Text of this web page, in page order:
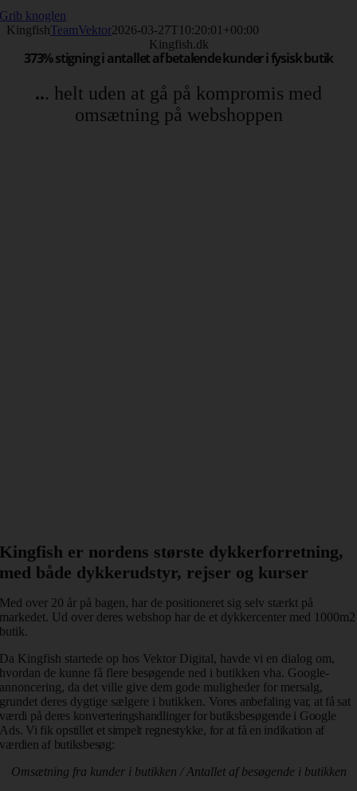
Grib knoglen
KingfishTeamVektor2026-03-27T10:20:01+00:00
Kingfish.dk
373% stigning i antallet af betalende kunder i fysisk butik
... helt uden at gå på kompromis med
omsætning på webshoppen
Kingfish er nordens største dykkerforretning,
med både dykkerudstyr, rejser og kurser
Med over 20 år på bagen, har de positioneret sig selv stærkt på
markedet. Ud over deres webshop har de et dykkercenter med 1000m2
butik.
Da Kingfish startede op hos Vektor Digital, havde vi en dialog om,
hvordan de kunne få flere besøgende ned i butikken vha. Google-
annoncering, da det ville give dem gode muligheder for mersalg,
grundet deres dygtige sælgere i butikken. Vores anbefaling var, at få sat
værdi på deres konverteringshandlinger for butiksbesøgende i Google
Ads. Vi fik opstillet et simpelt regnestykke, for at få en indikation af
værdien af butiksbesøg:
Omsætning fra kunder i butikken / Antallet af besøgende i butikken